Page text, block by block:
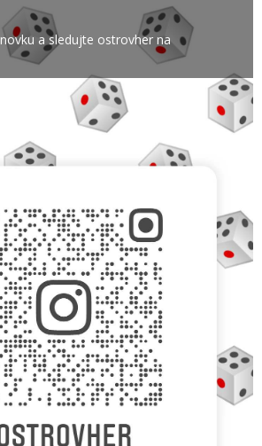
a sledujte ostrovher na